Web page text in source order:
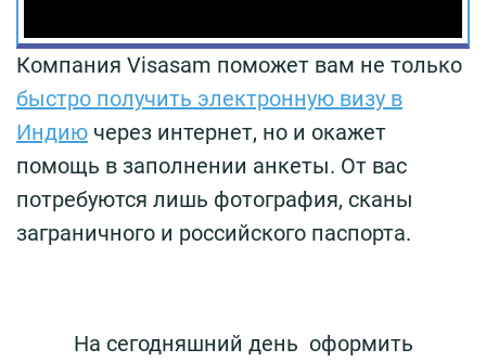
Компания Visasam поможет вам не только
быстро получить электронную визу в
Индию через интернет, но и окажет
помощь в заполнении анкеты. От вас
потребуются лишь фотография, сканы
заграничного и российского паспорта.
На сегодняшний день оформить